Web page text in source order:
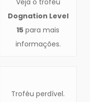
Dognation Level
15 para mais
informações.
Troféu perdível.